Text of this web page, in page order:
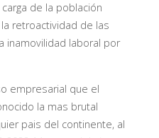
de la población
retroactividad de las
inamovilidad laboral por
empresarial que el
la mas brutal
pais del continente, al